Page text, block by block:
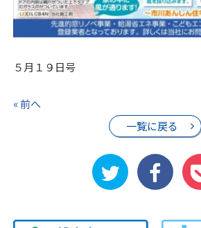
５月１９日号
« 前へ
一覧に戻る